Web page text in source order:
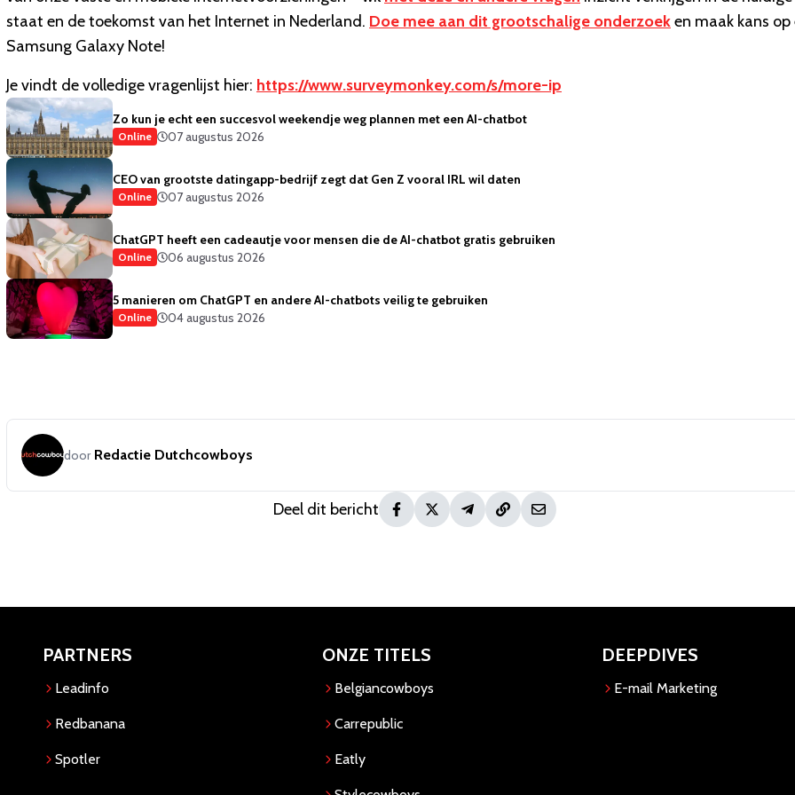
staat en de toekomst van het Internet in Nederland. Doe mee aan dit grootschalige onderzoeken maak kans op
Samsung Galaxy Note!
Je vindt de volledige vragenlijst hier: https://www.surveymonkey.com/s/more-ip
Zo kun je echt een succesvol weekendje weg plannen met een AI-chatbot
Online 07 augustus 2026
CEO van grootste datingapp-bedrijf zegt dat Gen Z vooral IRL wil daten
Online 07 augustus 2026
ChatGPT heeft een cadeautje voor mensen die de AI-chatbot gratis gebruiken
Online 06 augustus 2026
5 manieren om ChatGPT en andere AI-chatbots veilig te gebruiken
Online 04 augustus 2026
door Redactie Dutchcowboys
Deel dit bericht
PARTNERS
Leadinfo
Redbanana
Spotler
ONZE TITELS
Belgiancowboys
Carrepublic
Eatly
DEEPDIVES
E-mail Marketing